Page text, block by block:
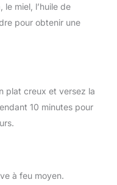
le miel, l’huile de
pour obtenir une
plat creux et versez la
10 minutes pour
à feu moyen.